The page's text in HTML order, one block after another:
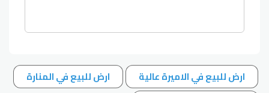
ارض للبيع في الاميرة عالية
ارض للبيع في المنارة